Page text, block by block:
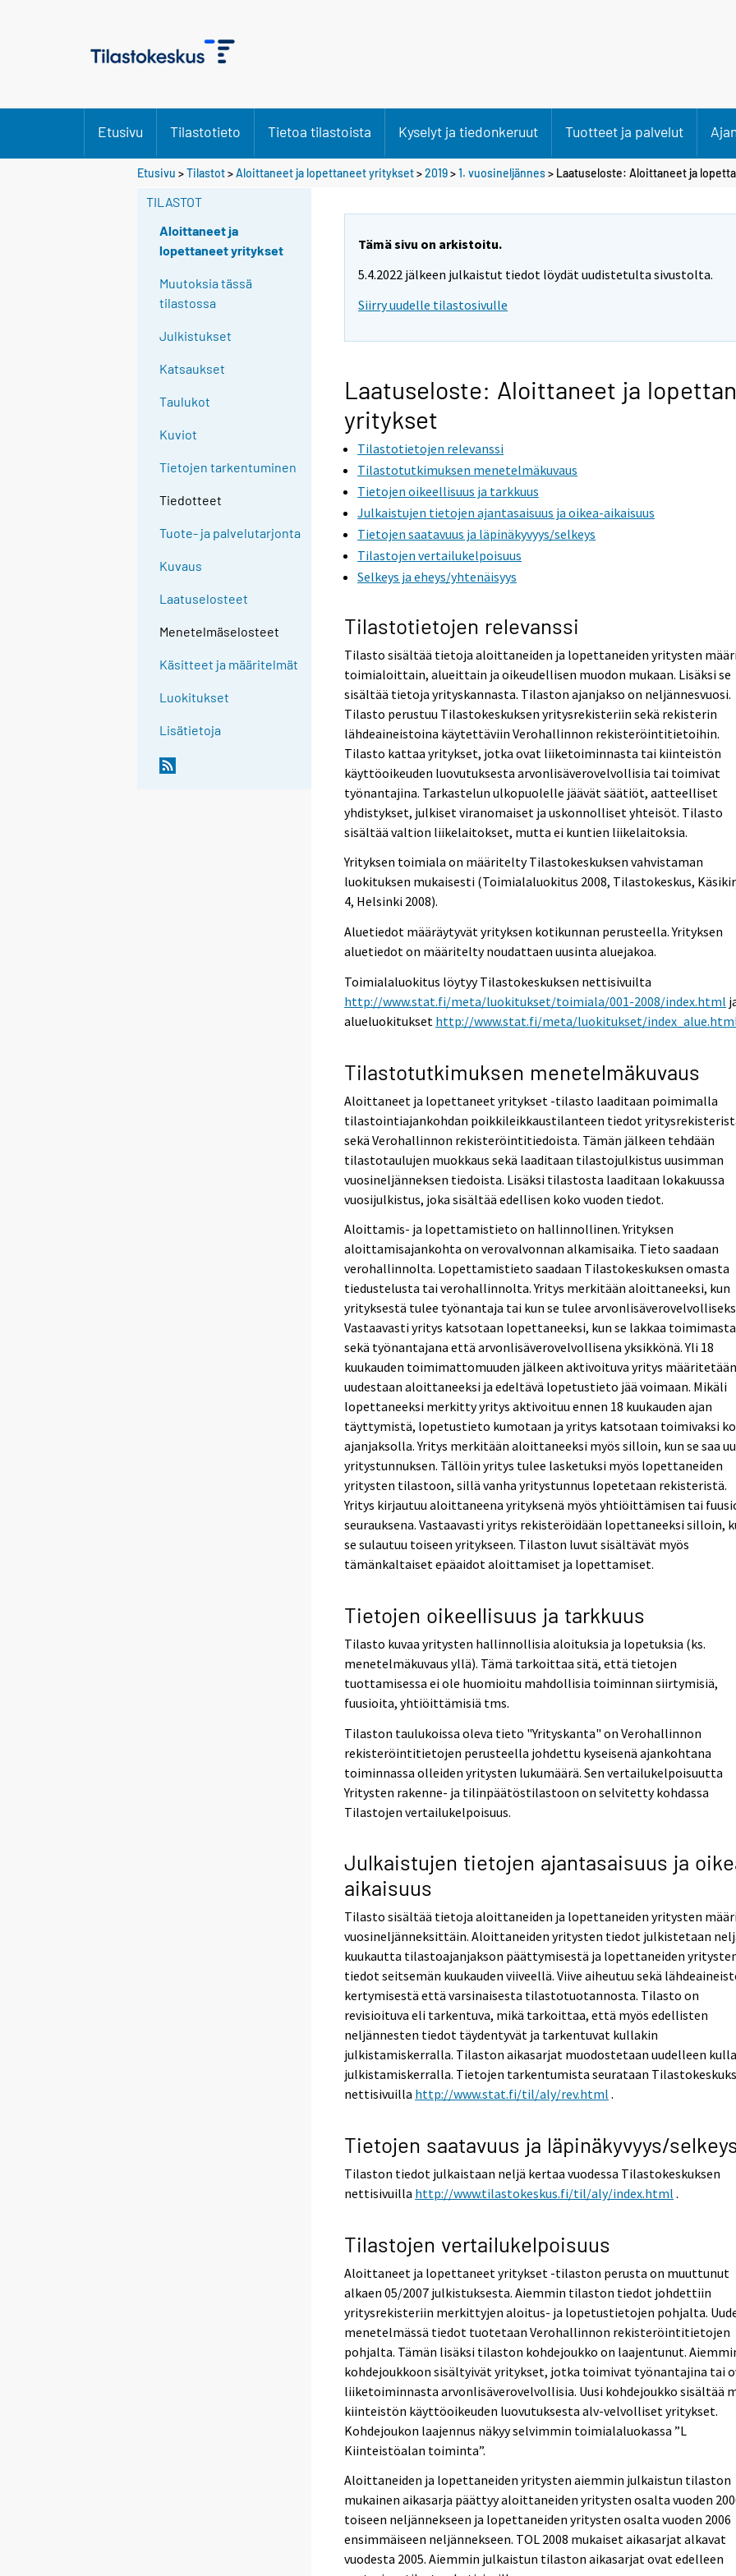
Etusivu Tilastotieto Tietoa tilastoista Kyselyt ja tiedonkeruut Tuotteet ja palvelut
Etusivu >Tilastot>Aloittaneet ja lopettaneet yritykset>2019>1. vuosineljännes> Laatuseloste: Aloittaneet ja
TILASTOT
Aloittaneet ja
lopettaneet yritykset
Muutoksia tässä
tilastossa
Julkistukset
Katsaukset
Taulukot
Kuviot
Tietojen tarkentuminen
Tiedotteet
Tuote- ja palvelutarjonta
Kuvaus
Laatuselosteet
Menetelmäselosteet
Käsitteet ja määritelmät
Luokitukset
Lisätietoja
Tämä sivu on arkistoitu.
5.4.2022 jälkeen julkaistut tiedot löydät uudistetulta sivustolta.
Siirry uudelle tilastosivulle
Laatuseloste: Aloittaneet ja
yritykset
Tilastotietojen relevanssi
Tilastotutkimuksen menetelmäkuvaus
Tietojen oikeellisuus ja tarkkuus
Julkaistujen tietojen ajantasaisuus ja oikea-aikaisuus
Tietojen saatavuus ja läpinäkyvyys/selkeys
Tilastojen vertailukelpoisuus
Selkeys ja eheys/yhtenäisyys
Tilastotietojen relevanssi
Tilasto sisältää tietoja aloittaneiden ja lopettaneiden yritysten
toimialoittain, alueittain ja oikeudellisen muodon mukaan. Lisäksi se
sisältää tietoja yrityskannasta. Tilaston ajanjakso on neljännesvuosi.
Tilasto perustuu Tilastokeskuksen yritysrekisteriin sekä rekisterin
lähdeaineistoina käytettäviin Verohallinnon rekisteröintitietoihin.
Tilasto kattaa yritykset, jotka ovat liiketoiminnasta tai kiinteistön
käyttöoikeuden luovutuksesta arvonlisäverovelvollisia tai toimivat
työnantajina. Tarkastelun ulkopuolelle jäävät säätiöt, aatteelliset
yhdistykset, julkiset viranomaiset ja uskonnolliset yhteisöt. Tilasto
sisältää valtion liikelaitokset, mutta ei kuntien liikelaitoksia.
Yrityksen toimiala on määritelty Tilastokeskuksen vahvistaman
luokituksen mukaisesti (Toimialaluokitus 2008, Tilastokeskus,
4, Helsinki 2008).
Aluetiedot määräytyvät yrityksen kotikunnan perusteella. Yrityksen
aluetiedot on määritelty noudattaen uusinta aluejakoa.
Toimialaluokitus löytyy Tilastokeskuksen nettisivuilta
http://www.stat.fi/meta/luokitukset/toimiala/001-2008/index.html
alueluokitukset http://www.stat.fi/meta/luokitukset/
Tilastotutkimuksen menetelmäkuvaus
Aloittaneet ja lopettaneet yritykset -tilasto laaditaan poimimalla
tilastointiajankohdan poikkileikkaustilanteen tiedot
sekä Verohallinnon rekisteröintitiedoista. Tämän jälkeen tehdään
tilastotaulujen muokkaus sekä laaditaan tilastojulkistus uusimman
vuosineljänneksen tiedoista. Lisäksi tilastosta laaditaan lokakuussa
vuosijulkistus, joka sisältää edellisen koko vuoden tiedot.
Aloittamis- ja lopettamistieto on hallinnollinen. Yrityksen
aloittamisajankohta on verovalvonnan alkamisaika. Tieto saadaan
verohallinnolta. Lopettamistieto saadaan Tilastokeskuksen omasta
tiedustelusta tai verohallinnolta. Yritys merkitään aloittaneeksi, kun
yrityksestä tulee työnantaja tai kun se tulee
Vastaavasti yritys katsotaan lopettaneeksi, kun se lakkaa toimimasta
sekä työnantajana että arvonlisäverovelvollisena yksikkönä. Yli 18
kuukauden toimimattomuuden jälkeen aktivoituva yritys määritetään
uudestaan aloittaneeksi ja edeltävä lopetustieto jää voimaan. Mikäli
lopettaneeksi merkitty yritys aktivoituu ennen 18 kuukauden ajan
täyttymistä, lopetustieto kumotaan ja yritys katsotaan toimivaksi
ajanjaksolla. Yritys merkitään aloittaneeksi myös silloin, kun se saa
yritystunnuksen. Tällöin yritys tulee lasketuksi myös lopettaneiden
yritysten tilastoon, sillä vanha yritystunnus lopetetaan rekisteristä.
Yritys kirjautuu aloittaneena yrityksenä myös yhtiöittämisen tai
seurauksena. Vastaavasti yritys rekisteröidään lopettaneeksi silloin,
se sulautuu toiseen yritykseen. Tilaston luvut sisältävät myös
tämänkaltaiset epäaidot aloittamiset ja lopettamiset.
Tietojen oikeellisuus ja tarkkuus
Tilasto kuvaa yritysten hallinnollisia aloituksia ja lopetuksia (ks.
menetelmäkuvaus yllä). Tämä tarkoittaa sitä, että tietojen
tuottamisessa ei ole huomioitu mahdollisia toiminnan siirtymisiä,
fuusioita, yhtiöittämisiä tms.
Tilaston taulukoissa oleva tieto "Yrityskanta" on Verohallinnon
rekisteröintitietojen perusteella johdettu kyseisenä ajankohtana
toiminnassa olleiden yritysten lukumäärä. Sen vertailukelpoisuutta
Yritysten rakenne- ja tilinpäätöstilastoon on selvitetty kohdassa
Tilastojen vertailukelpoisuus.
Julkaistujen tietojen ajantasaisuus ja
aikaisuus
Tilasto sisältää tietoja aloittaneiden ja lopettaneiden yritysten
vuosineljänneksittäin. Aloittaneiden yritysten tiedot julkistetaan
kuukautta tilastoajanjakson päättymisestä ja lopettaneiden
tiedot seitsemän kuukauden viiveellä. Viive aiheutuu sekä
kertymisestä että varsinaisesta tilastotuotannosta. Tilasto on
revisioituva eli tarkentuva, mikä tarkoittaa, että myös edellisten
neljännesten tiedot täydentyvät ja tarkentuvat kullakin
julkistamiskerralla. Tilaston aikasarjat muodostetaan uudelleen
julkistamiskerralla. Tietojen tarkentumista seurataan
nettisivuilla http://www.stat.fi/til/aly/rev.html .
Tietojen saatavuus ja läpinäkyvyys/
Tilaston tiedot julkaistaan neljä kertaa vuodessa Tilastokeskuksen
nettisivuilla http://www.tilastokeskus.fi/til/aly/index.html .
Tilastojen vertailukelpoisuus
Aloittaneet ja lopettaneet yritykset -tilaston perusta on muuttunut
alkaen 05/2007 julkistuksesta. Aiemmin tilaston tiedot johdettiin
yritysrekisteriin merkittyjen aloitus- ja lopetustietojen pohjalta.
menetelmässä tiedot tuotetaan Verohallinnon rekisteröintitietojen
pohjalta. Tämän lisäksi tilaston kohdejoukko on laajentunut.
kohdejoukkoon sisältyivät yritykset, jotka toimivat työnantajina tai
liiketoiminnasta arvonlisäverovelvollisia. Uusi kohdejoukko sisältää
kiinteistön käyttöoikeuden luovutuksesta alv-velvolliset yritykset.
Kohdejoukon laajennus näkyy selvimmin toimialaluokassa ”L
Kiinteistöalan toiminta”.
Aloittaneiden ja lopettaneiden yritysten aiemmin julkaistun tilaston
mukainen aikasarja päättyy aloittaneiden yritysten osalta vuoden
toiseen neljännekseen ja lopettaneiden yritysten osalta vuoden 2006
ensimmäiseen neljännekseen. TOL 2008 mukaiset aikasarjat alkavat
vuodesta 2005. Aiemmin julkaistun tilaston aikasarjat ovat edelleen
Y
o